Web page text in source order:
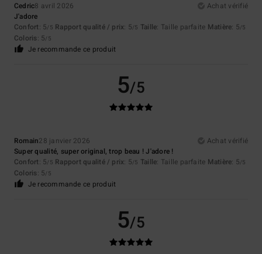
Cedric8 avril 2026
Achat vérifié
J'adore
Confort: 5/5 Rapport qualité / prix: 5/5 Taille: Taille parfaite Matière: 5/5
Coloris: 5/5
Je recommande ce produit
5/5
Romain28 janvier 2026
Achat vérifié
Super qualité, super original, trop beau ! J'adore !
Confort: 5/5 Rapport qualité / prix: 5/5 Taille: Taille parfaite Matière: 5/5
Coloris: 5/5
Je recommande ce produit
5/5